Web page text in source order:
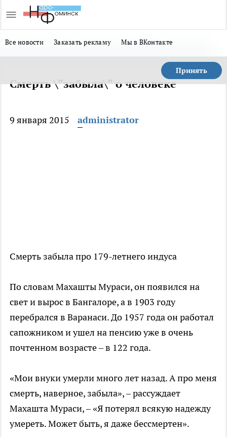
Все новости Заказать рекламу Мы в ВКонтакте
Принять
Смерть \"забыла\" о человеке
9 января 2015 administrator
Смерть забыла про 179-летнего индуса
По словам Махашты Мураси, он появился на
свет и вырос в Бангалоре, а в 1903 году
перебрался в Варанаси. До 1957 года он работал
сапожником и ушел на пенсию уже в очень
почтенном возрасте – в 122 года.
«Мои внуки умерли много лет назад. А про меня
смерть, наверное, забыла», – рассуждает
Махашта Мураси, – «Я потерял всякую надежду
умереть. Может быть, я даже бессмертен».